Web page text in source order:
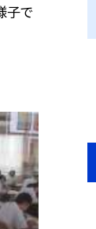
子で